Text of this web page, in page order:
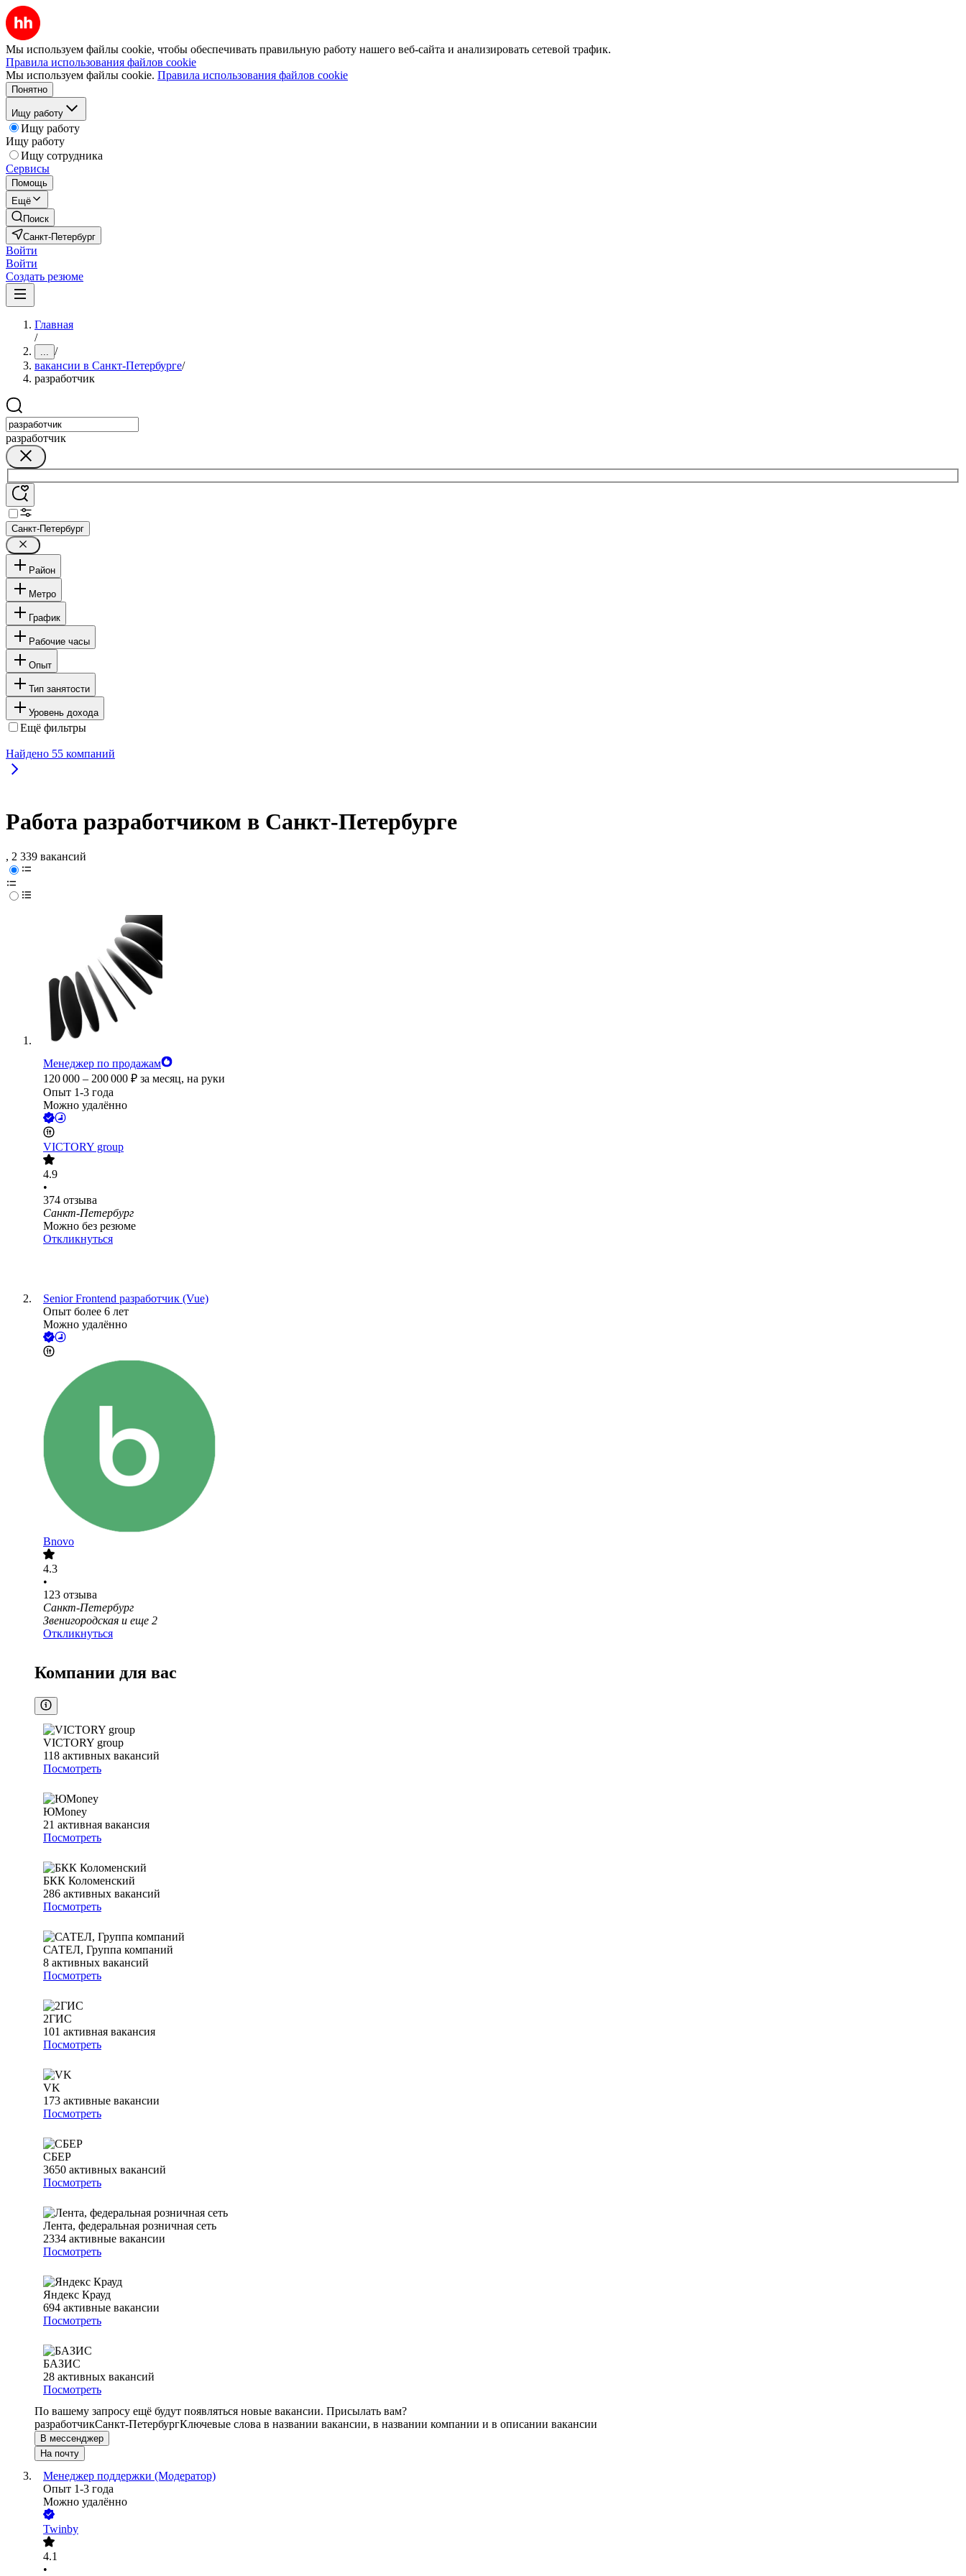
Мы используем файлы cookie, чтобы обеспечивать правильную работу нашего веб-сайта и анализировать сетевой трафик.
Правила использования файлов cookie
Мы используем файлы cookie. Правила использования файлов cookie
Понятно
Ищу работу
Ищу работу
Ищу работу
Ищу сотрудника
Сервисы
Помощь
Ещё
Поиск
Санкт-Петербург
Войти
Войти
Создать резюме
Главная
/
... /
вакансии в Санкт-Петербурге/
разработчик
разработчик
Санкт-Петербург
Район
Метро
График
Рабочие часы
Опыт
Тип занятости
Уровень дохода
Ещё фильтры
Найдено 55 компаний
Работа разработчиком в Санкт-Петербурге
, 2 339 вакансий
Менеджер по продажам
120 000 – 200 000 ₽ за месяц, на руки
Опыт 1-3 года
Можно удалённо
VICTORY group
4.9
•
374 отзыва
Санкт-Петербург
Можно без резюме
Откликнуться
Senior Frontend разработчик (Vue)
Опыт более 6 лет
Можно удалённо
Bnovo
4.3
•
123 отзыва
Санкт-Петербург
Звенигородская и еще 2
Откликнуться
Компании для вас
VICTORY group
118 активных вакансий
Посмотреть
ЮMoney
21 активная вакансия
Посмотреть
БКК Коломенский
286 активных вакансий
Посмотреть
САТЕЛ, Группа компаний
8 активных вакансий
Посмотреть
2ГИС
101 активная вакансия
Посмотреть
VK
173 активные вакансии
Посмотреть
СБЕР
3650 активных вакансий
Посмотреть
Лента, федеральная розничная сеть
2334 активные вакансии
Посмотреть
Яндекс Крауд
694 активные вакансии
Посмотреть
БАЗИС
28 активных вакансий
Посмотреть
По вашему запросу ещё будут появляться новые вакансии. Присылать вам?
разработчикСанкт-ПетербургКлючевые слова в названии вакансии, в названии компании и в описании вакансии
В мессенджер
На почту
Менеджер поддержки (Модератор)
Опыт 1-3 года
Можно удалённо
Twinby
4.1
•